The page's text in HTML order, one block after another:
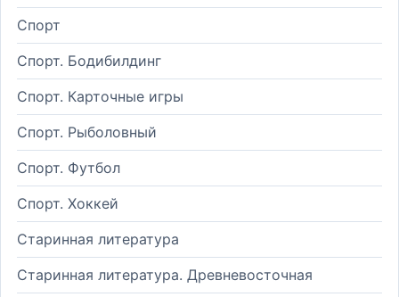
Спорт
Спорт. Бодибилдинг
Спорт. Карточные игры
Спорт. Рыболовный
Спорт. Футбол
Спорт. Хоккей
Старинная литература
Старинная литература. Древневосточная